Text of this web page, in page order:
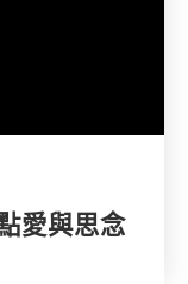
愛與思念